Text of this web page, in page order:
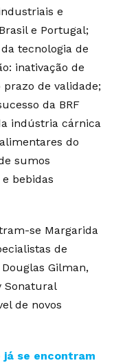
e
e Portugal;
tecnologia de
inativação de
de validade;
da BRF
indústria cárnica
do
sumos
bebidas
se Margarida
de
Gilman,
Sonatural
de novos
se encontram